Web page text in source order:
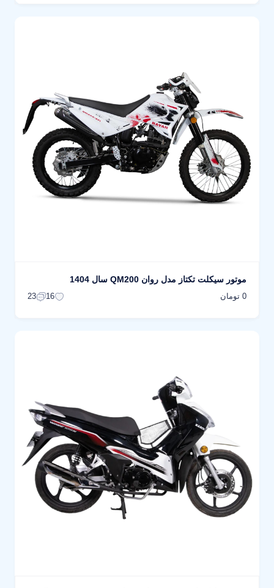
موتور سیکلت تکتاز مدل روان QM200 سال 1404
0 تومان 16
23